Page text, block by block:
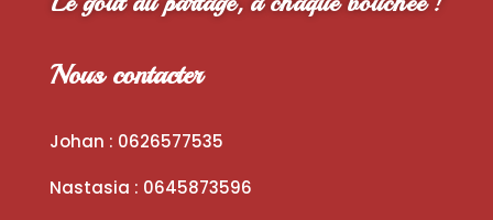
Nous contacter
Johan : 0626577535
Nastasia : 0645873596